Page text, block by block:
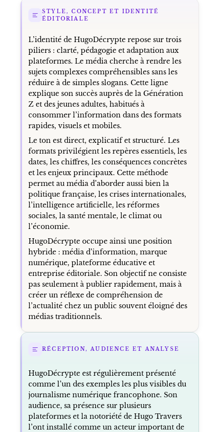
STYLE, CONCEPT ET IDENTITÉ
ÉDITORIALE
L’identité de HugoDécrypte repose sur trois
piliers : clarté, pédagogie et adaptation aux
plateformes. Le média cherche à rendre les
sujets complexes compréhensibles sans les
réduire à de simples slogans. Cette ligne
explique son succès auprès de la Génération
Z et des jeunes adultes, habitués à
consommer l’information dans des formats
rapides, visuels et mobiles.
Le ton est direct, explicatif et structuré. Les
formats privilégient les repères essentiels, les
dates, les chiffres, les conséquences concrètes
et les enjeux principaux. Cette méthode
permet au média d’aborder aussi bien la
politique française, les crises internationales,
l’intelligence artificielle, les réformes
sociales, la santé mentale, le climat ou
l’économie.
HugoDécrypte occupe ainsi une position
hybride : média d’information, marque
numérique, plateforme éducative et
entreprise éditoriale. Son objectif ne consiste
pas seulement à publier rapidement, mais à
créer un réflexe de compréhension de
l’actualité chez un public souvent éloigné des
médias traditionnels.
RÉCEPTION, AUDIENCE ET ANALYSE
HugoDécrypte est régulièrement présenté
comme l’un des exemples les plus visibles du
journalisme numérique francophone. Son
audience, sa présence sur plusieurs
plateformes et la notoriété de Hugo Travers
l’ont installé comme un acteur important de